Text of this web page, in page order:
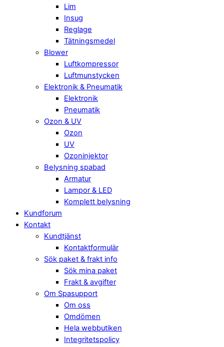
Lim
Insug
Reglage
Tätningsmedel
Blower
Luftkompressor
Luftmunstycken
Elektronik & Pneumatik
Elektronik
Pneumatik
Ozon & UV
Ozon
UV
Ozoninjektor
Belysning spabad
Armatur
Lampor & LED
Komplett belysning
Kundforum
Kontakt
Kundtjänst
Kontaktformulär
Sök paket & frakt info
Sök mina paket
Frakt & avgifter
Om Spasupport
Om oss
Omdömen
Hela webbutiken
Integritetspolicy